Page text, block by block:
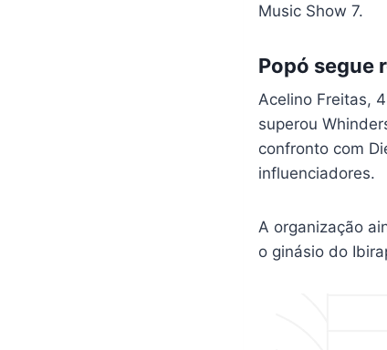
Music Show 7.
Popó segue
Acelino Freitas,
superou
confronto com
influenciadores.
A organização
o ginásio do